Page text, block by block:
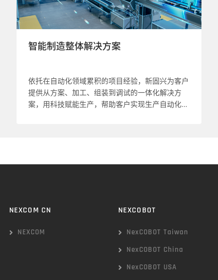
智能制造整体解决方案
依托在自动化领域累积的项目经验，新固兴为客户
提供从方案、加工、组装到调试的一体化解决方
案，用科技赋能生产，帮助客户实现生产自动化、
NEXCOM CN
NEXCOM
NEXCOBOT
NexCOBOT Taiwan
NexCOBOT China
NexCOBOT USA